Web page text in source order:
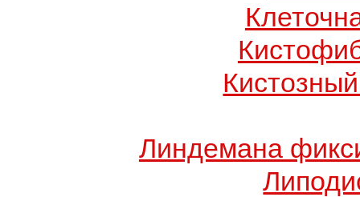
Линдемана